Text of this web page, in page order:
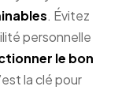
. Évitez
personnelle
le bon
la clé pour